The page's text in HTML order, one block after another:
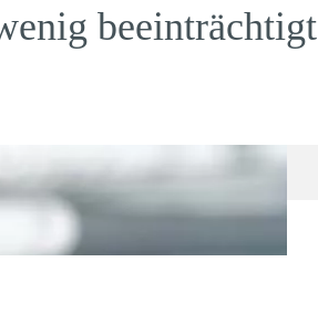
beeinträchtigt